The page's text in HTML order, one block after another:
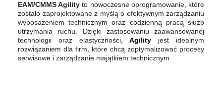
EAM/CMMS Agility to nowoczesne oprogramowanie, które
zostało zaprojektowane z myślą o efektywnym zarządzaniu
wyposażeniem technicznym oraz codzienną pracą służb
utrzymania ruchu. Dzięki zastosowaniu zaawansowanej
technologii oraz elastyczności,Agility jest idealnym
rozwiązaniem dla firm, które chcą zoptymalizować procesy
serwisowe i zarządzanie majątkiem technicznym